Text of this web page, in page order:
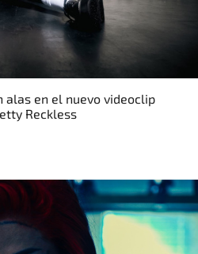
alas en el nuevo videoclip
Reckless